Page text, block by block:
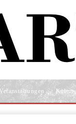
Veranstaltungen Kultur